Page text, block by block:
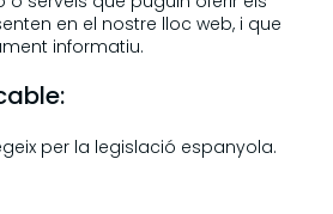
en el nostre lloc web, i que
informatiu.
per la legislació espanyola.